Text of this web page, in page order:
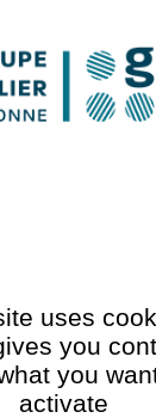
vous
prendre
?
uses
you
you
activate